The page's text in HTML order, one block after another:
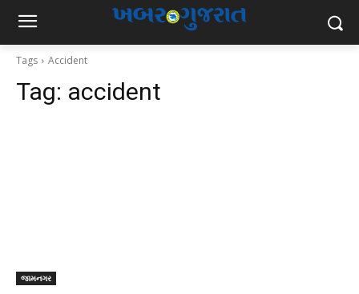
Tags Accident
Tag: accident
જામનગર